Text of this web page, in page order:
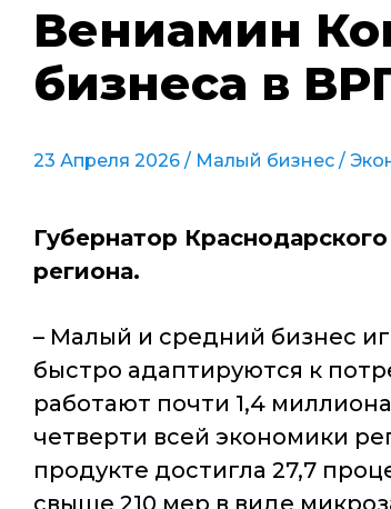
Вениамин
бизнеса в
23 Апреля 2026 / Малый бизнес /
Губернатор
региона.
– Малый и средний бизнес
быстро адаптируются к
работают почти 1,4
четверти всей экономики
продукте достигла 27,7
свыше 210 мер в виде